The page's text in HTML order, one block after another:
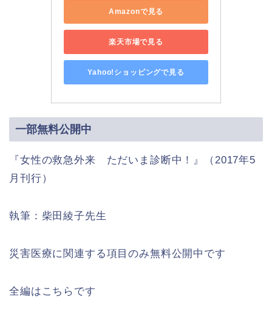
Amazonで見る
楽天市場で見る
Yahoo!ショッピングで見る
一部無料公開中
『女性の救急外来 ただいま診断中！』（2017年5
月刊行）
執筆：柴田綾子先生
災害医療に関連する項目のみ無料公開中です
全編はこちらです